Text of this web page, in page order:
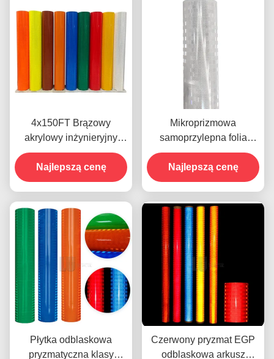
4x150FT Brązowy
akrylowy inżynieryjny
EGP Pryzmatyczny
odblaskowy arkusz
winylowy do znaków
Najlepszą cenę
Mikroprizmowa
samoprzylepna folia
odblaskowa z aluminium
EGP
Najlepszą cenę
Płytka odblaskowa
pryzmatyczna klasy
Czerwony pryzmat EGP
odblaskowa arkusz